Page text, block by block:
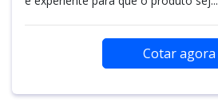
Cotar agora